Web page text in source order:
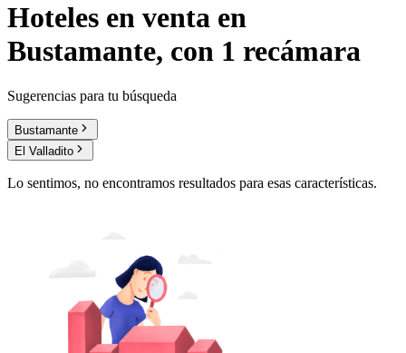
Hoteles en venta en
Bustamante, con 1 recámara
Sugerencias para tu búsqueda
Bustamante
El Valladito
Lo sentimos, no encontramos resultados para esas características.